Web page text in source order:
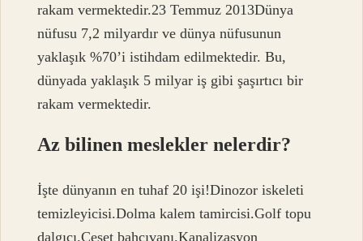
rakam vermektedir.23 Temmuz 2013Dünya
nüfusu 7,2 milyardır ve dünya nüfusunun
yaklaşık %70’i istihdam edilmektedir. Bu,
dünyada yaklaşık 5 milyar iş gibi şaşırtıcı bir
rakam vermektedir.
Az bilinen meslekler nelerdir?
İşte dünyanın en tuhaf 20 işi!Dinozor iskeleti
temizleyicisi.Dolma kalem tamircisi.Golf topu
dalgıcı.Ceset bahçıvanı.Kanalizasyon